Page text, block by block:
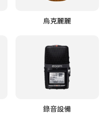
烏克麗麗
錄音設備